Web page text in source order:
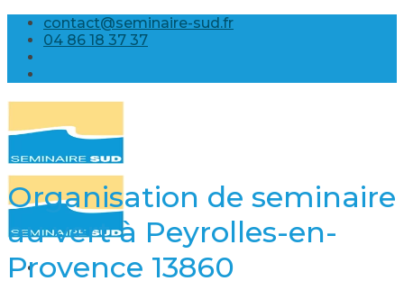
Skip
content
contact@seminaire-sud.fr
04 86 18 37 37
Organisation de seminaire
au vert à Peyrolles-en-
Provence 13860